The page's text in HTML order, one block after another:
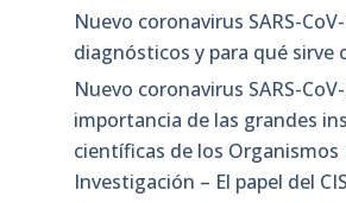
Nuevo coronavirus SARS-
diagnósticos y para qué sirve
Nuevo coronavirus SARS-
importancia de las grandes
científicas de los Organismos
Investigación – El papel del